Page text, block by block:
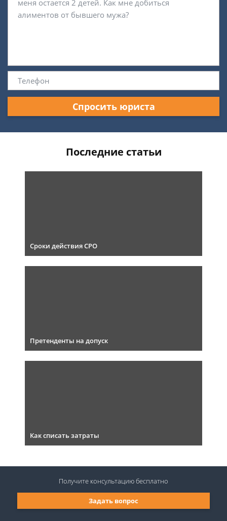
Спросить юриста
Последние статьи
Сроки действия СРО
Претенденты на допуск
Как списать затраты
Задать вопрос
Получите консультациюбесплатно